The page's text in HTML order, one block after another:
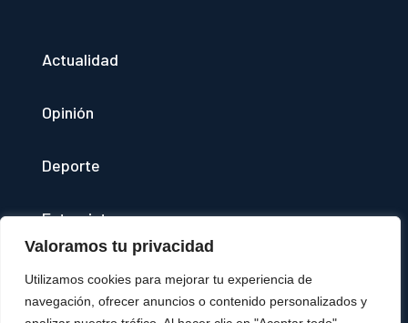
Valoramos tu privacidad
Utilizamos cookies para mejorar tu experiencia de
navegación, ofrecer anuncios o contenido personalizados y
Actualidad
Opinión
Deporte
Entrevistas
Quienes somos